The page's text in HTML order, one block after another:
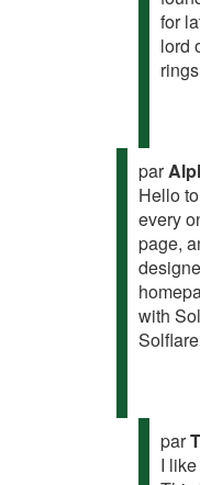
for
lord
par
Hello
every
page,
with
Solflare
par
I